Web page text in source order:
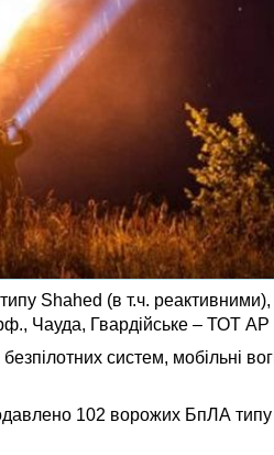
Shahed (в т.ч. реактивними),
Чауда, Гвардійське – ТОТ
систем, мобільні
102 ворожих БпЛА